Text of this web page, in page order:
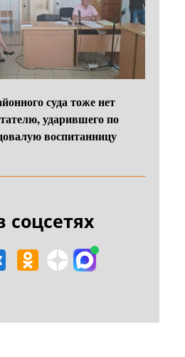
суда тоже нет
ударившего по
воспитанницу